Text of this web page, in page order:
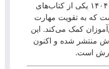
کتاب نگارش سوم ابتدایی ۱۴۰۴ یکی از کتاب‌های
که به تقویت مهارت
کمک می‌کند. این
منتشر شده و اکنون
است.